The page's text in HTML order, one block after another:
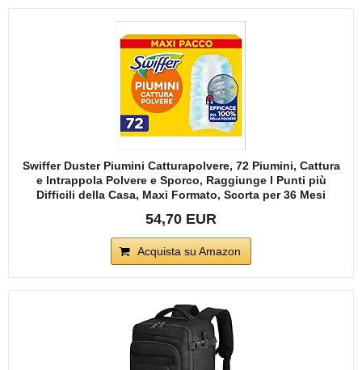
Swiffer Duster Piumini Catturapolvere, 72 Piumini, Cattura
e Intrappola Polvere e Sporco, Raggiunge I Punti più
Difficili della Casa, Maxi Formato, Scorta per 36 Mesi
54,70 EUR
Acquista su Amazon